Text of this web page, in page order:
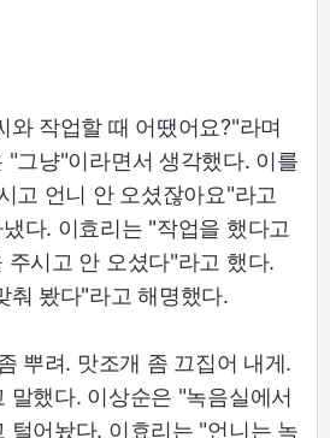
와 작업할 때 어땠어요?"라며
"그냥"이라면서 생각했다. 이를
고 언니 안 오셨잖아요"라고
다. 이효리는 "작업을 했다고
주시고 안 오셨다"라고 했다.
춰 봤다"라고 해명했다.
뿌려. 맛조개 좀 끄집어 내게.
말했다. 이상순은 "녹음실에서
털어놨다. 이효리는 "언니는 녹